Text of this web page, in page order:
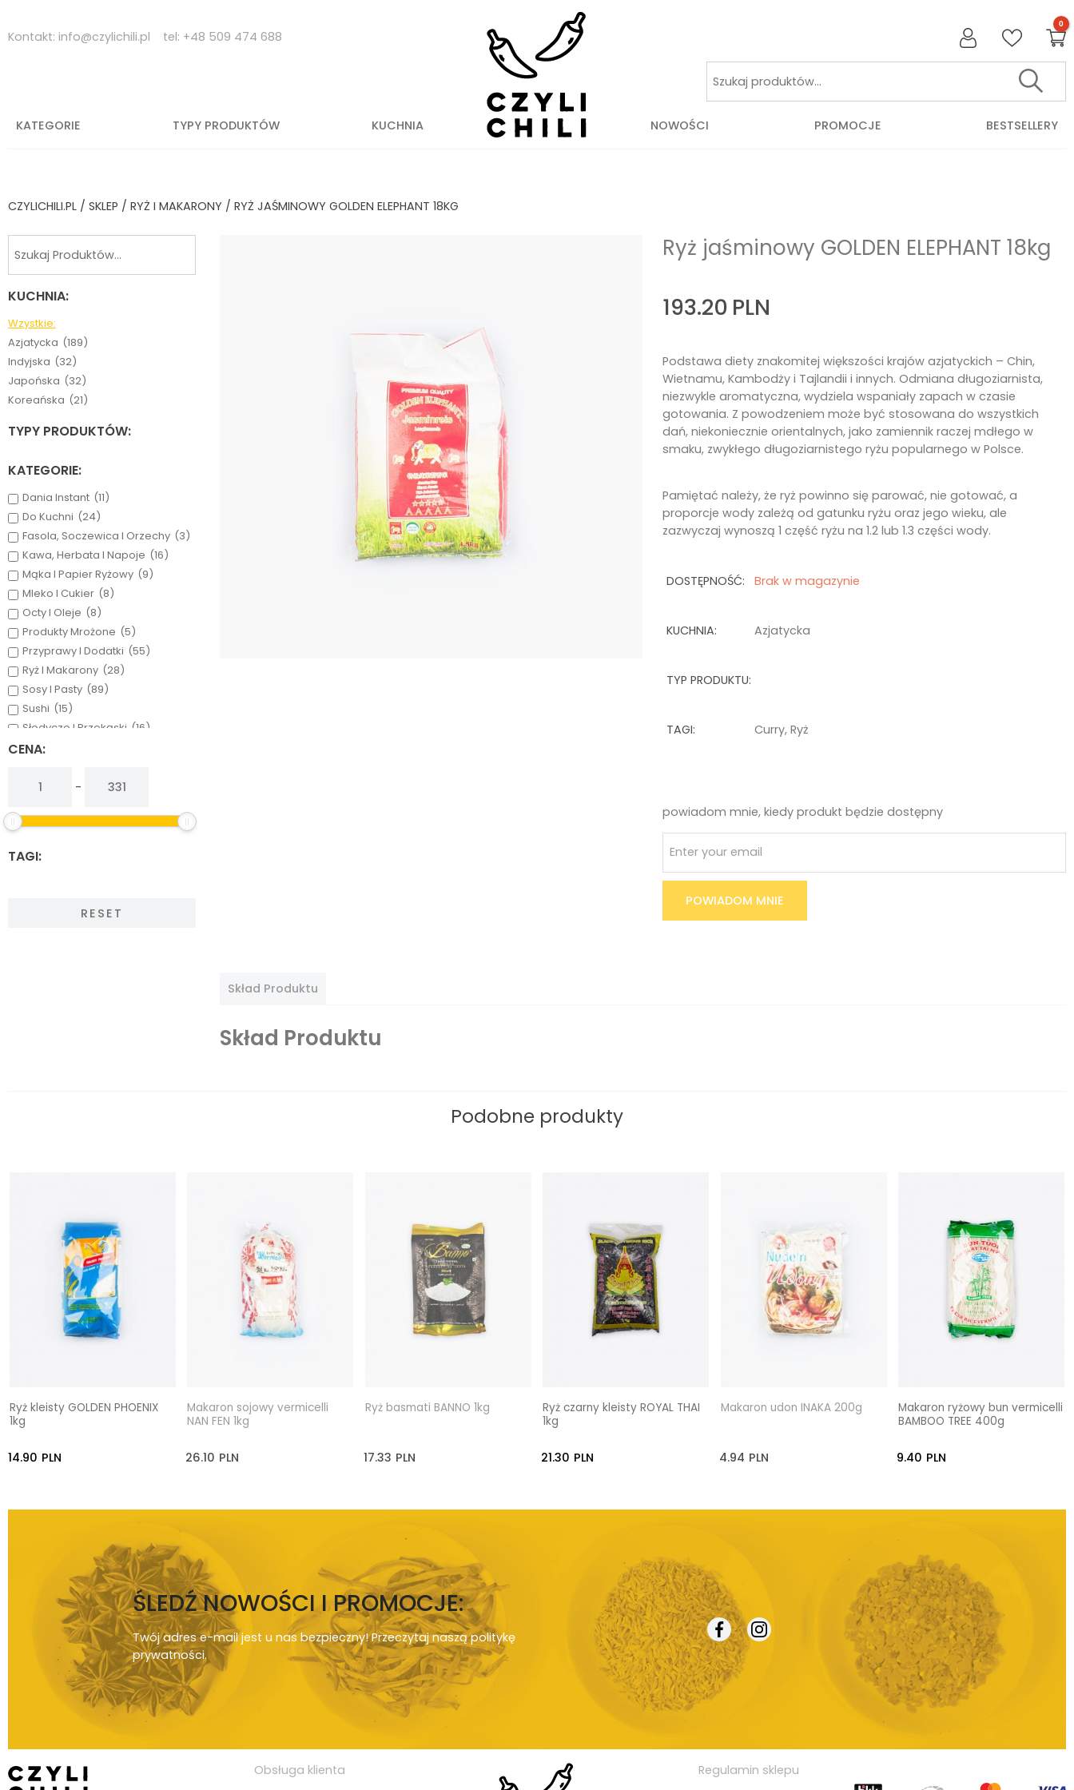
content
Kontakt: info@czylichili.pl tel: +48 509 474 688
KATEGORIE TYPY PRODUKTÓW KUCHNIA NOWOŚCI PROMOCJE BESTSELLERY
CZYLICHILI.PL / SKLEP / RYŻ I MAKARONY / RYŻ JAŚMINOWY GOLDEN ELEPHANT 18KG
KUCHNIA:
Wzystkie:
Azjatycka (189)
Indyjska (32)
Japońska (32)
Koreańska (21)
TYPY PRODUKTÓW:
KATEGORIE:
Dania Instant (11)
Do Kuchni (24)
Fasola, Soczewica I Orzechy (3)
Kawa, Herbata I Napoje (16)
Mąka I Papier Ryżowy (9)
Mleko I Cukier (8)
Octy I Oleje (8)
Produkty Mrożone (5)
Przyprawy I Dodatki (55)
Ryż I Makarony (28)
Sosy I Pasty (89)
Sushi (15)
Słodycze I Przekąski (16)
Warzywa, Grzyby I Owoce
CENA:
-
TAGI:
RESET
Ryż jaśminowy GOLDEN ELEPHANT 18kg
193.20 PLN
Podstawa diety znakomitej większości krajów azjatyckich – Chin,
Wietnamu, Kambodży i Tajlandii i innych. Odmiana długoziarnista,
niezwykle aromatyczna, wydziela wspaniały zapach w czasie
gotowania. Z powodzeniem może być stosowana do wszystkich
dań, niekoniecznie orientalnych, jako zamiennik raczej mdłego w
smaku, zwykłego długoziarnistego ryżu popularnego w Polsce.
Pamiętać należy, że ryż powinno się parować, nie gotować, a
proporcje wody zależą od gatunku ryżu oraz jego wieku, ale
zazwyczaj wynoszą 1 część ryżu na 1.2 lub 1.3 części wody.
DOSTĘPNOŚĆ: Brak w magazynie
KUCHNIA: Azjatycka
TYP PRODUKTU:
TAGI: Curry,Ryż
powiadom mnie, kiedy produkt będzie dostępny
POWIADOM MNIE
Skład Produktu
Skład Produktu
Podobne produkty
Ryż kleisty GOLDEN PHOENIX
1kg
14.90 PLN
Makaron sojowy vermicelli
NAN FEN 1kg
26.10 PLN
Ryż basmati BANNO 1kg
17.33 PLN
Ryż czarny kleisty ROYAL THAI
1kg
21.30 PLN
Makaron udon INAKA 200g
4.94 PLN
Makaron ryżowy bun vermicelli
BAMBOO TREE 400g
9.40 PLN
ŚLEDŹ NOWOŚCI I PROMOCJE:
Twój adres e-mail jest u nas bezpieczny! Przeczytaj nasząpolitykę
prywatności.
Obsługa klienta
Regulamin sklepu